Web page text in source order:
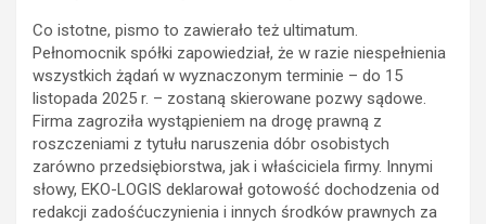
Co istotne, pismo to zawierało też ultimatum.
Pełnomocnik spółki zapowiedział, że w razie niespełnienia
wszystkich żądań w wyznaczonym terminie – do 15
listopada 2025 r. – zostaną skierowane pozwy sądowe.
Firma zagroziła wystąpieniem na drogę prawną z
roszczeniami z tytułu naruszenia dóbr osobistych
zarówno przedsiębiorstwa, jak i właściciela firmy. Innymi
słowy, EKO-LOGIS deklarował gotowość dochodzenia od
redakcji zadośćuczynienia i innych środków prawnych za